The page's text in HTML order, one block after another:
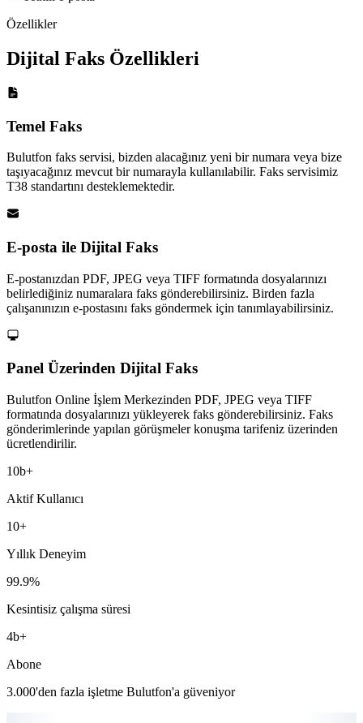
Özellikler
Dijital Faks Özellikleri
Temel Faks
Bulutfon faks servisi, bizden alacağınız yeni bir numara veya bize
taşıyacağınız mevcut bir numarayla kullanılabilir. Faks servisimiz
T38 standartını desteklemektedir.
E-posta ile Dijital Faks
E-postanızdan PDF, JPEG veya TIFF formatında dosyalarınızı
belirlediğiniz numaralara faks gönderebilirsiniz. Birden fazla
çalışanınızın e-postasını faks göndermek için tanımlayabilirsiniz.
Panel Üzerinden Dijital Faks
Bulutfon Online İşlem Merkezinden PDF, JPEG veya TIFF
formatında dosyalarınızı yükleyerek faks gönderebilirsiniz. Faks
gönderimlerinde yapılan görüşmeler konuşma tarifeniz üzerinden
ücretlendirilir.
10b+
Aktif Kullanıcı
10+
Yıllık Deneyim
99.9%
Kesintisiz çalışma süresi
4b+
Abone
3.000'den fazla işletme Bulutfon'a güveniyor